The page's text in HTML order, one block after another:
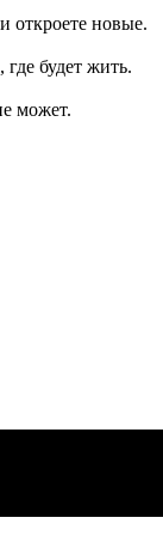
откроете новые.
будет жить.
может.